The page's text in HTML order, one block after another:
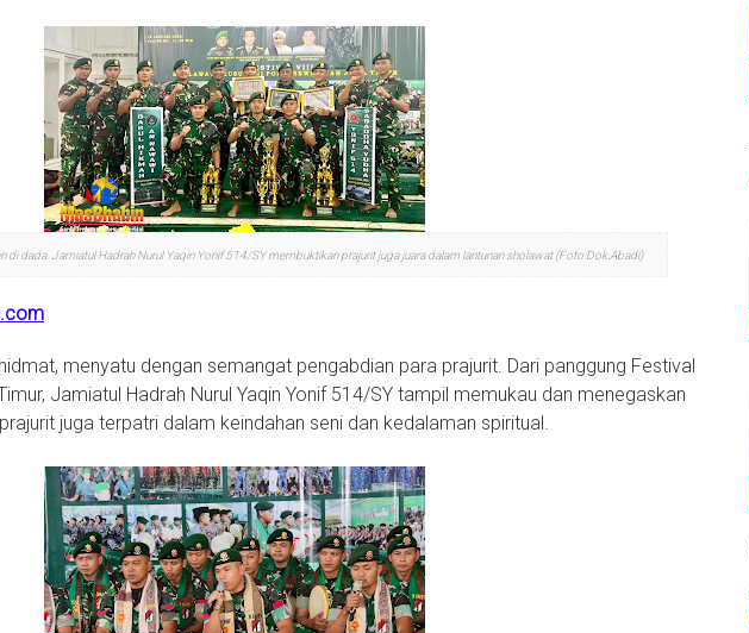
di dada. Jamiatul Hadrah Nurul Yaqin Yonif 514/SY membuktikan prajurit juga juara dalam lantunan sholawat (Foto:Dok.Abadi)
menyatu dengan semangat pengabdian para prajurit. Dari panggung Festival
Jamiatul Hadrah Nurul Yaqin Yonif 514/SY tampil memukau dan menegaskan
juga terpatri dalam keindahan seni dan kedalaman spiritual.